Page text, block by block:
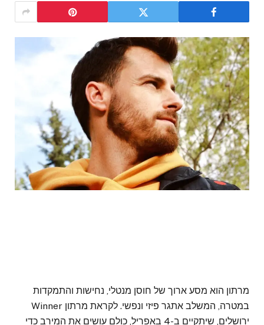
מרתון הוא מסע ארוך של חוסן מנטלי, נחישות והתמקדות
במטרה, המשלב אתגר פיזי ונפשי. לקראת מרתון Winner
ירושלים, שיתקיים ב-4 באפריל, כולם עושים את המירב כדי